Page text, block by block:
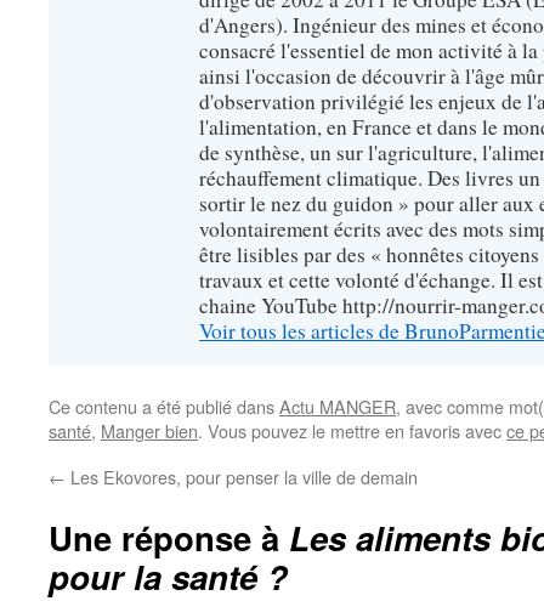
d'Angers). Ingénieur des mines et
consacré l'essentiel de mon activité à
ainsi l'occasion de découvrir à l'âge
d'observation privilégié les enjeux de
l'alimentation, en France et dans le
de synthèse, un sur l'agriculture,
réchauffement climatique. Des livres
sortir le nez du guidon » pour aller aux
volontairement écrits avec des mots
être lisibles par des « honnêtes
travaux et cette volonté d'échange. Il
chaine YouTube http://nourrir-
Voir tous les articles de
Ce contenu a été publié dansActu MANGER, avec comme
santé, Manger bien. Vous pouvez le mettre en favoris avecce
← Les Ekovores, pour penser la ville de demain
Une réponse à Les aliments
pour la santé ?